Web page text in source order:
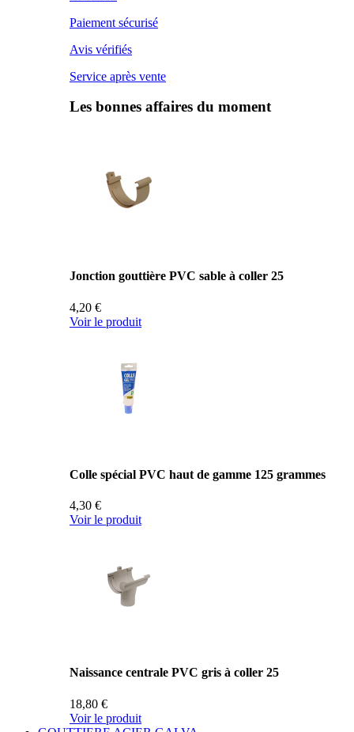
Paiement sécurisé
Avis vérifiés
Service après vente
Les bonnes affaires du moment
Jonction gouttière PVC sable à coller 25
4,20 €
Voir le produit
Colle spécial PVC haut de gamme 125 grammes
4,30 €
Voir le produit
Naissance centrale PVC gris à coller 25
18,80 €
Voir le produit